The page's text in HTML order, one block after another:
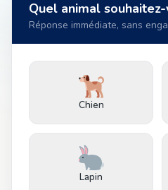
Pro
04 51 55 49 38
Quel animal
Réponse immédiate, sans
Chien
Lapin